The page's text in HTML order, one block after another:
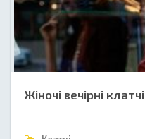
Жіночі вечірні клатчі